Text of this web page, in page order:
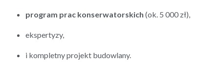
program prac konserwatorskich (ok. 5 000 zł),
ekspertyzy,
i kompletny projekt budowlany.